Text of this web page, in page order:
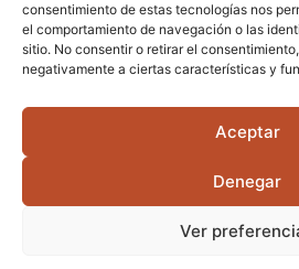
consentimiento de estas tecnologías nos
el comportamiento de navegación o las
sitio. No consentir o retirar el
negativamente a ciertas características y
Aceptar
Denegar
Ver
CONTACTA
Cami Primera Marrada,
621 238